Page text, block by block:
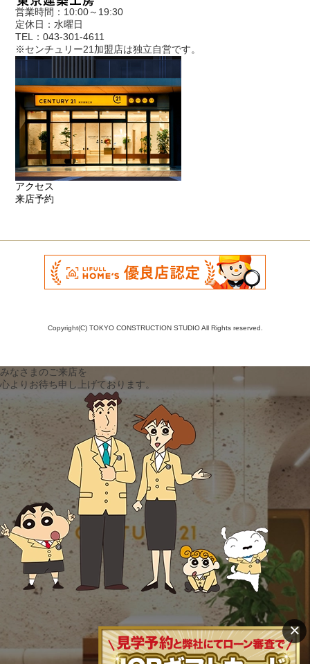
営業時間：10:00～19:30
定休日：水曜日
TEL：043-301-4611
※センチュリー21加盟店は独立自営です。
アクセス
来店予約
Copyright(C) TOKYO CONSTRUCTION STUDIO All Rights reserved.
みなさまのご来店を
心よりお待ち申し上げております。
×